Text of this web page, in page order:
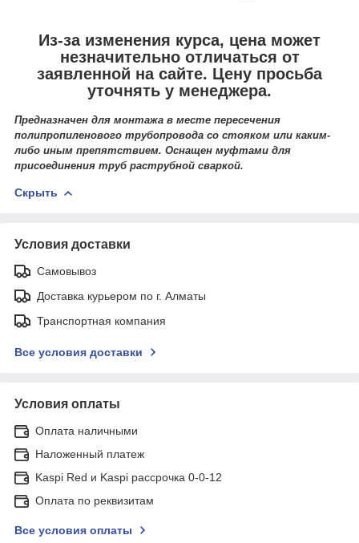
Из-за изменения курса, цена может
незначительно отличаться от
заявленной на сайте. Цену просьба
уточнять у менеджера.
Предназначен для монтажа в месте пересечения
полипропиленового трубопровода со стояком или каким-
либо иным препятствием. Оснащен муфтами для
присоединения труб раструбной сваркой.
Скрыть
Условия доставки
Самовывоз
Доставка курьером по г. Алматы
Транспортная компания
Все условия доставки
Условия оплаты
Оплата наличными
Наложенный платеж
Kaspi Red и Kaspi рассрочка 0-0-12
Оплата по реквизитам
Все условия оплаты